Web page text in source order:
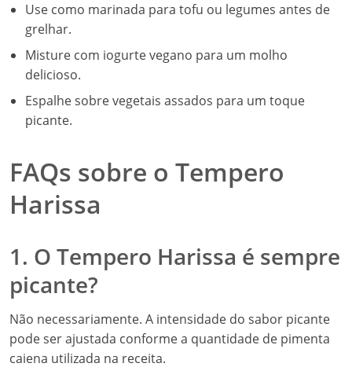
Use como marinada para tofu ou legumes antes de
grelhar.
Misture com iogurte vegano para um molho
delicioso.
Espalhe sobre vegetais assados para um toque
picante.
FAQs sobre o Tempero
Harissa
1. O Tempero Harissa é sempre
picante?
Não necessariamente. A intensidade do sabor picante
pode ser ajustada conforme a quantidade de pimenta
caiena utilizada na receita.